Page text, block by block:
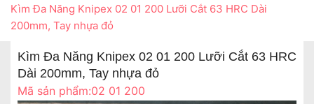
Kìm Đa Năng Knipex 02 01 200 Lưỡi Cắt 63 HRC Dài
200mm, Tay nhựa đỏ
Kìm Đa Năng Knipex 02 01 200 Lưỡi Cắt 63 HRC
Dài 200mm, Tay nhựa đỏ
Mã sản phẩm:02 01 200